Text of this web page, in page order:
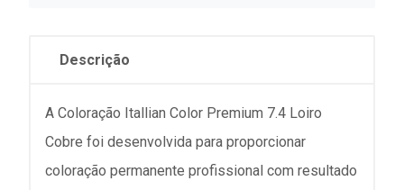
Descrição
A Coloração Itallian Color Premium 7.4 Loiro
Cobre foi desenvolvida para proporcionar
coloração permanente profissional com resultado